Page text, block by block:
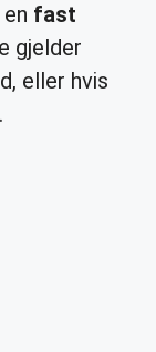
fast
gjelder
eller hvis